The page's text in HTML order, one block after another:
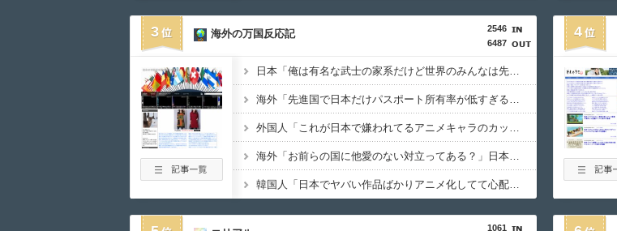
08月07日 09:34 海外「誰が借りてた？」茨城の不法滞在アパートに海外びっくり仰天
08月07日
08月07日 09:25
08月07日 09:13 私の好きな日本語がこれだ←「日本は太っ腹だな」（海外の反応）
08月07日 09:12 韓国人「現在の日本の沖縄のスーパーは台風のおかげでこうなりまし
08月07日 09:11 海外「先進国で日本だけパスポート所有率が低すぎる、何故なのか」
3
2546
6487
海外の万国反応記
日本「俺は有名な武士の家系だけど世界のみんなは先祖に偉人っている？」
海外「先進国で日本だけパスポート所有率が低すぎる、何故なのか」
外国人「これが日本で嫌われてるアニメキャラのカップリングらしい…」
海外「お前らの国に他愛のない対立ってある？」日本「エスカレーターの立つ位置」
韓国人「日本でヤバい作品ばかりアニメ化してて心配になる…」
4
1061